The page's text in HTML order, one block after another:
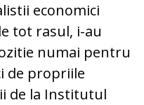
economici
tot rasul, i-au
numai pentru
de propriile
de la Institutul